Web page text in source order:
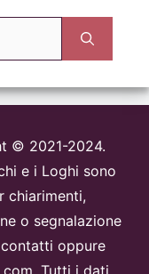
© 2021-2024.
e i Loghi sono
chiarimenti,
o segnalazione
oppure